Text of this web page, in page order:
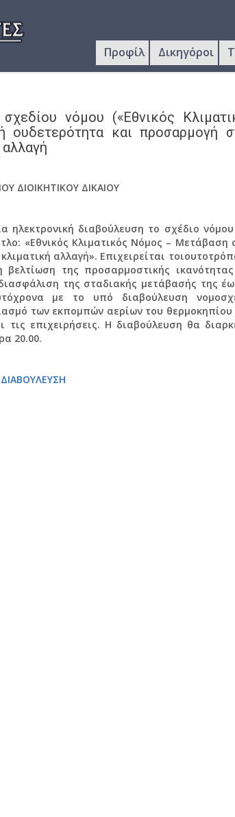
Προφίλ Δικηγόροι
νόμου («Εθνικός
και προσαρμογή
αλλαγή
ΔΙΟΙΚΗΤΙΚΟΥ ΔΙΚΑΙΟΥ
ηλεκτρονική διαβούλευση το σχέδιο
«Εθνικός Κλιματικός Νόμος – Μετάβαση
αλλαγή». Επιχειρείται
βελτίωση της προσαρμοστικής
της σταδιακής μετάβασής της
με το υπό διαβούλευση
των εκπομπών αερίων του
επιχειρήσεις. Η διαβούλευση θα
20.00.